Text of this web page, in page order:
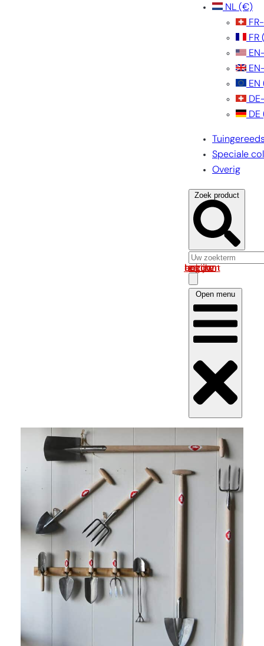
NL (€)
FR
EN
DE
Speciale
Overig
Zoek product
Log in om uw account te bekijken
Open menu